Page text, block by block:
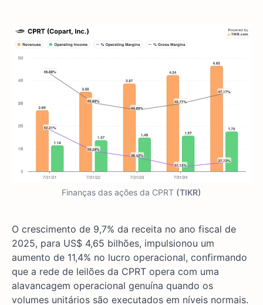
Finanças das ações da CPRT (TIKR)
O crescimento de 9,7% da receita no ano fiscal de
2025, para US$ 4,65 bilhões, impulsionou um
aumento de 11,4% no lucro operacional, confirmando
que a rede de leilões da CPRT opera com uma
alavancagem operacional genuína quando os
volumes unitários são executados em níveis normais.